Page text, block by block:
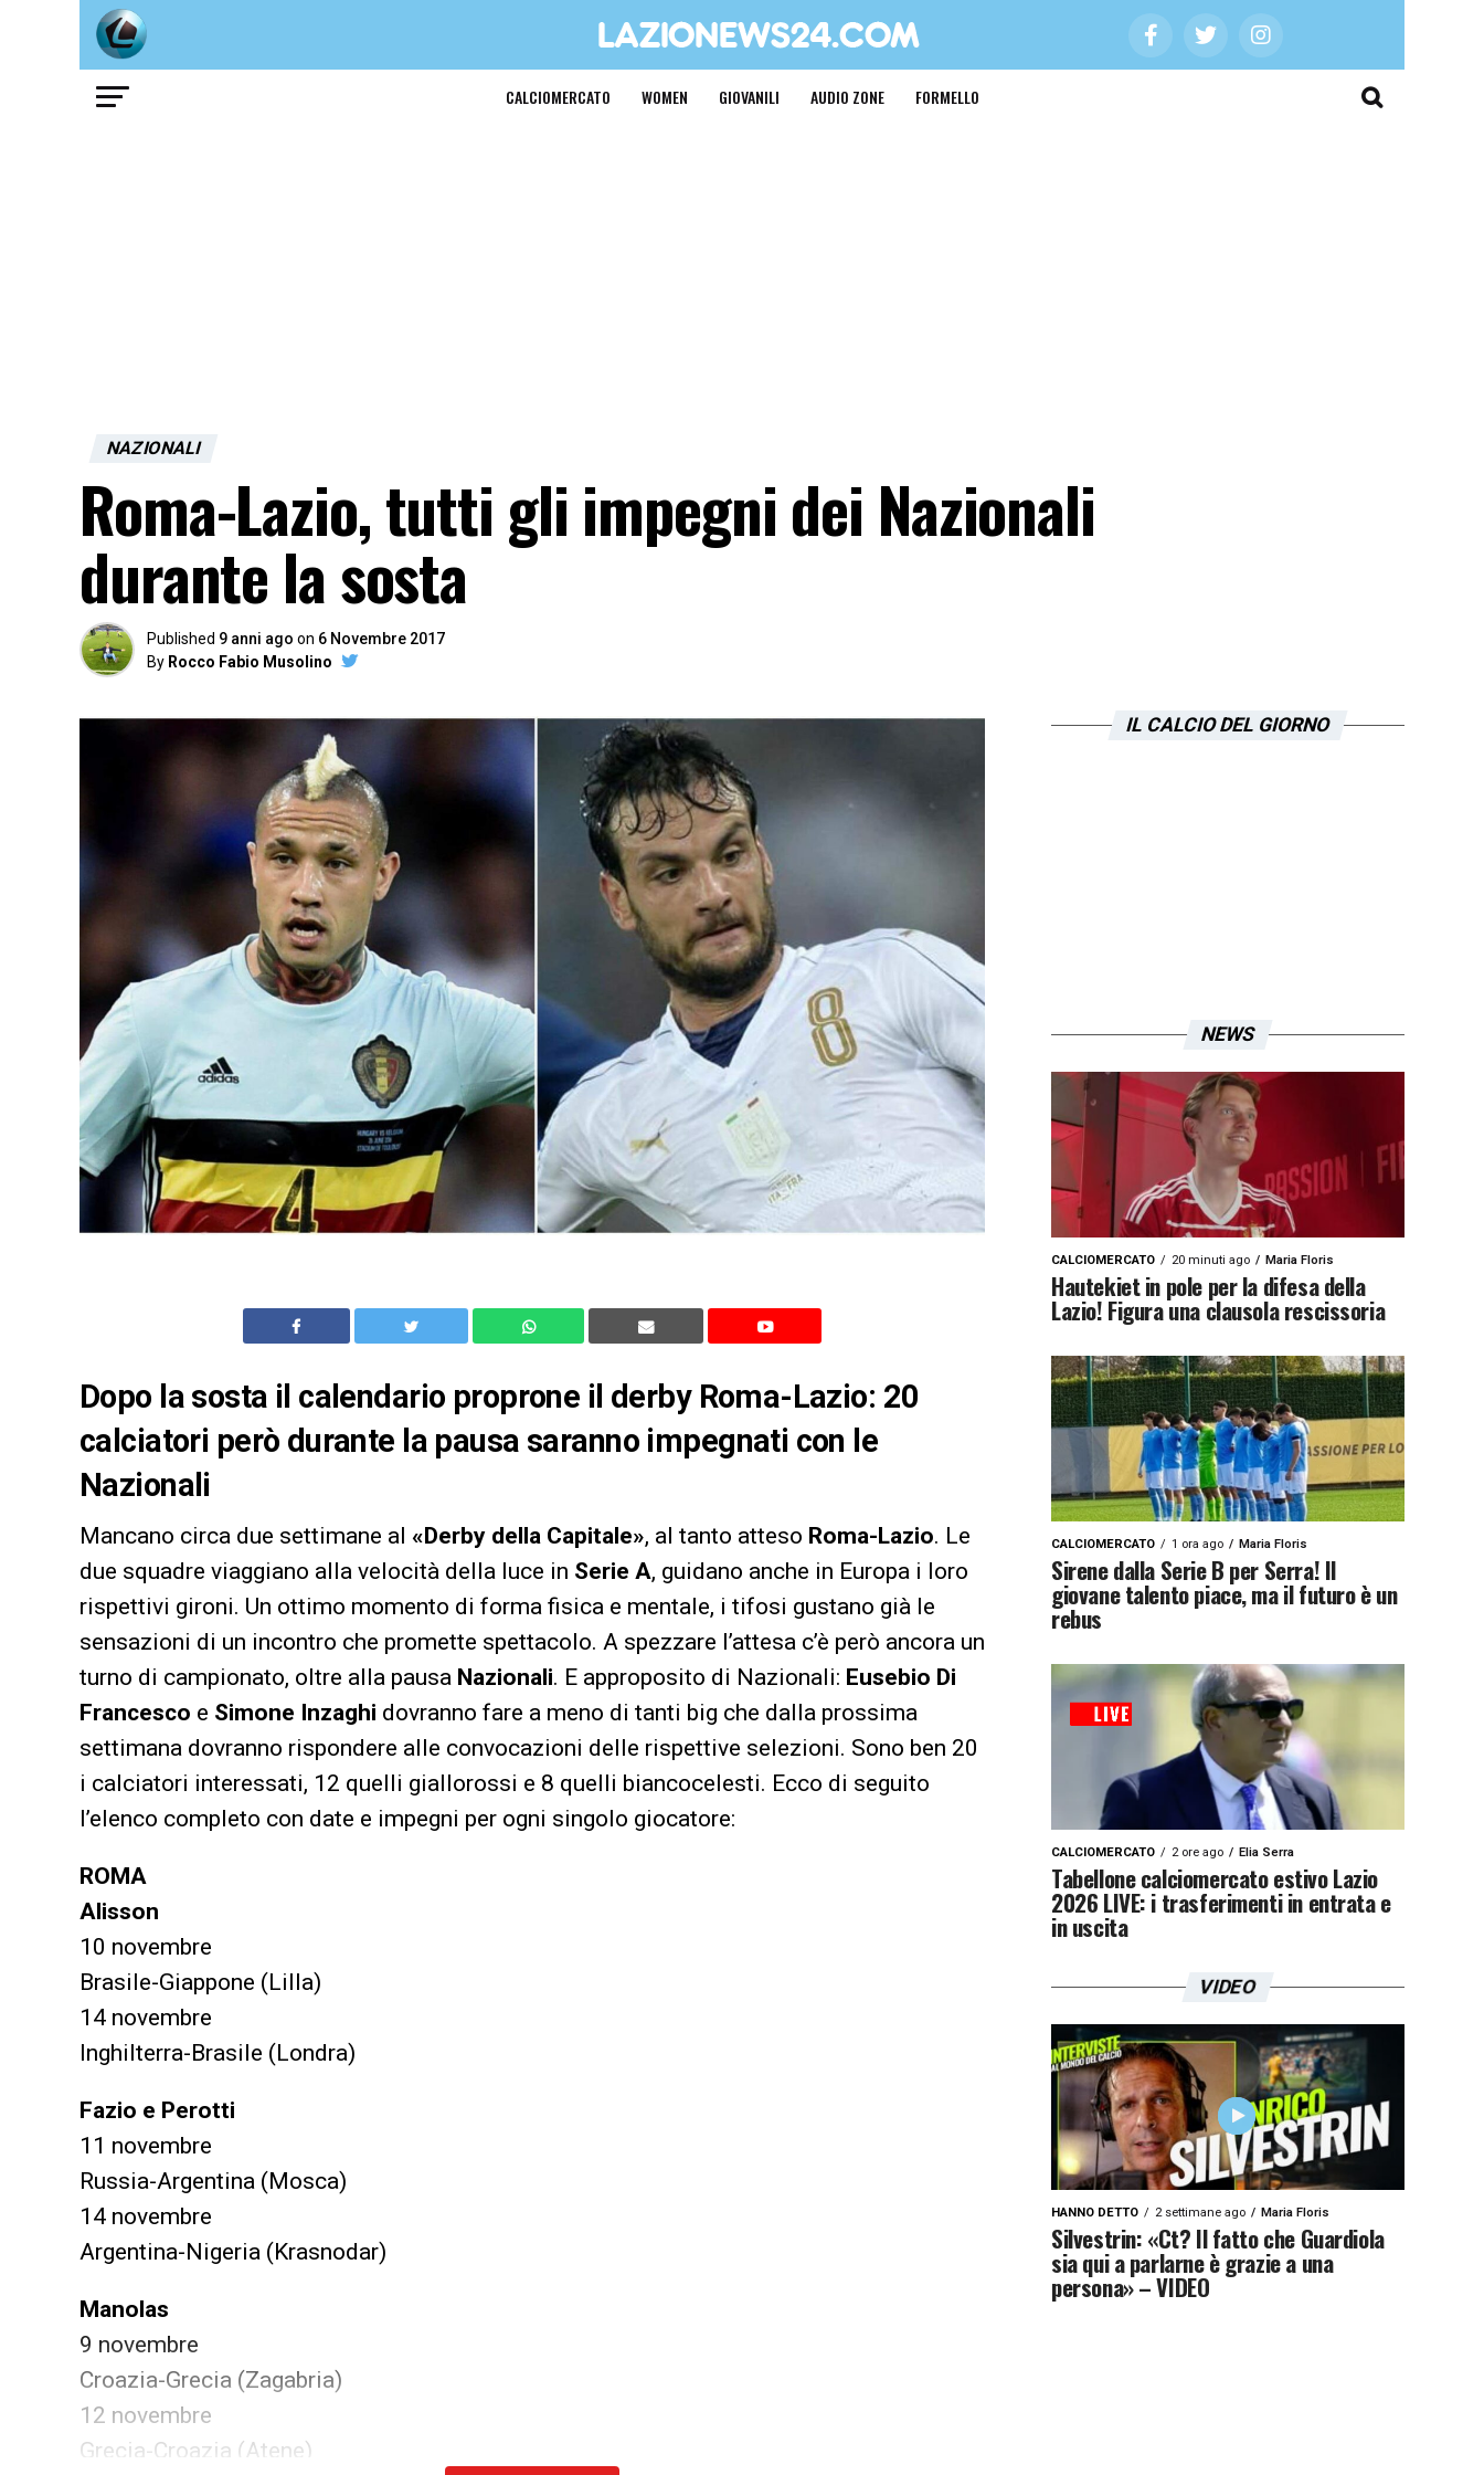
CALCIOMERCATO WOMEN GIOVANILI AUDIO ZONE FORMELLO
NAZIONALI
Roma-Lazio, tutti gli impegni dei Nazionali
durante la sosta
Published 9 anni ago on 6 Novembre 2017
By Rocco Fabio Musolino
Dopo la sosta il calendario proprone il derby Roma-Lazio: 20
calciatori però durante la pausa saranno impegnati con le
Nazionali
Mancano circa due settimane al «Derby della Capitale», al tanto atteso Roma-Lazio. Le
due squadre viaggiano alla velocità della luce in Serie A, guidano anche in Europa i loro
rispettivi gironi. Un ottimo momento di forma fisica e mentale, i tifosi gustano già le
sensazioni di un incontro che promette spettacolo. A spezzare l’attesa c’è però ancora un
turno di campionato, oltre alla pausa Nazionali. E approposito di Nazionali: Eusebio Di
Francesco e Simone Inzaghi dovranno fare a meno di tanti big che dalla prossima
settimana dovranno rispondere alle convocazioni delle rispettive selezioni. Sono ben 20
i calciatori interessati, 12 quelli giallorossi e 8 quelli biancocelesti. Ecco di seguito
l’elenco completo con date e impegni per ogni singolo giocatore:
ROMA
Alisson
10 novembre
Brasile-Giappone (Lilla)
14 novembre
Inghilterra-Brasile (Londra)
Fazio e Perotti
11 novembre
Russia-Argentina (Mosca)
14 novembre
Argentina-Nigeria (Krasnodar)
Manolas
9 novembre
Croazia-Grecia (Zagabria)
12 novembre
Grecia-Croazia (Atene)
IL CALCIO DEL GIORNO
NEWS
CALCIOMERCATO 20 minuti ago Maria Floris
Hautekiet in pole per la difesa della
Lazio! Figura una clausola rescissoria
CALCIOMERCATO 1 ora ago Maria Floris
Sirene dalla Serie B per Serra! Il
giovane talento piace, ma il futuro è un
rebus
CALCIOMERCATO 2 ore ago Elia Serra
Tabellone calciomercato estivo Lazio
2026 LIVE: i trasferimenti in entrata e
in uscita
VIDEO
HANNO DETTO 2 settimane ago Maria Floris
Silvestrin: «Ct? Il fatto che Guardiola
sia qui a parlarne è grazie a una
persona» – VIDEO